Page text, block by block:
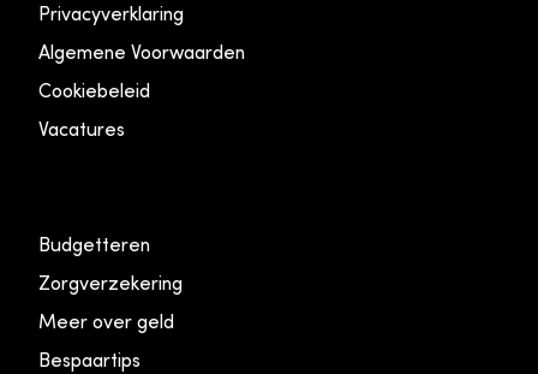
Privacyverklaring
Algemene Voorwaarden
Cookiebeleid
Vacatures
Budgetteren
Zorgverzekering
Meer over geld
Bespaartips